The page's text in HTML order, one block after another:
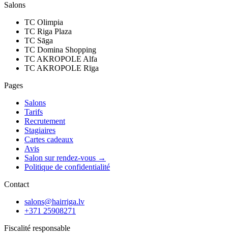
Salons
TC Olimpia
TC Riga Plaza
TC Sāga
TC Domina Shopping
TC AKROPOLE Alfa
TC AKROPOLE Rīga
Pages
Salons
Tarifs
Recrutement
Stagiaires
Cartes cadeaux
Avis
Salon sur rendez-vous →
Politique de confidentialité
Contact
salons@hairriga.lv
+371 25908271
Fiscalité responsable